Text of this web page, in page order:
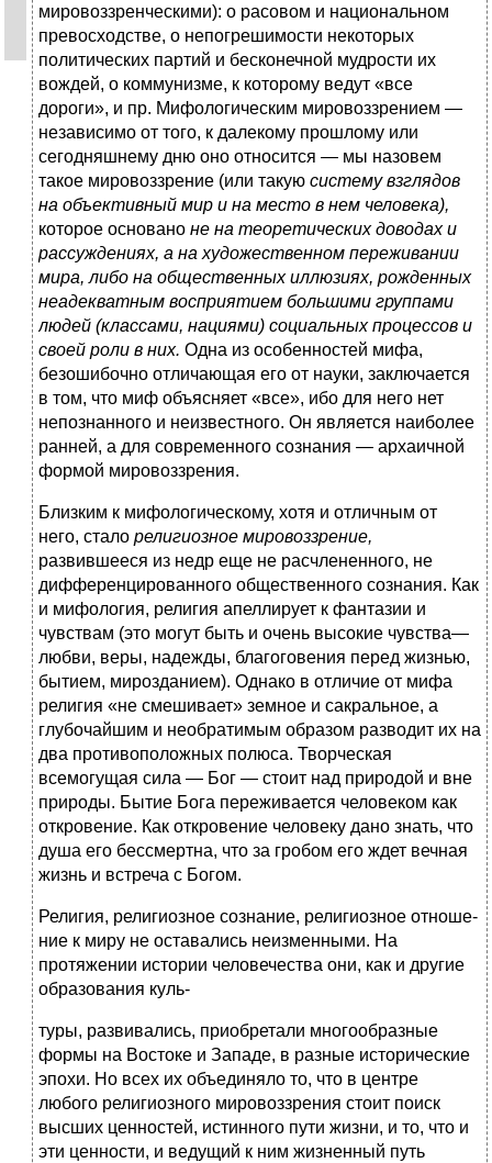
мировоззренчес­кими): о расовом и национальном
превосходстве, о непо­грешимости некоторых
политических партий и бесконеч­ной мудрости их
вождей, о коммунизме, к которому ведут «все
дороги», и пр. Мифологическим мировоззрением —
независимо от того, к далекому прошлому или
сегодняш­нему дню оно относится — мы назовем
такое мировоз­зрение (или такую систему взглядов
на объективный мир и на место в нем человека),
которое основано не на теоре­тических доводах и
рассуждениях, а на художественном переживании
мира, либо на общественных иллюзиях, рожденных
неадекватным восприятием большими группами
лю­дей (классами, нациями) социальных процессов и
своей роли в них. Одна из особенностей мифа,
безошибочно отлича­ющая его от науки, заключается
в том, что миф объясня­ет «все», ибо для него нет
непознанного и неизвестного. Он является наиболее
ранней, а для современного созна­ния — архаичной
формой мировоззрения.
Близким к мифологическому, хотя и отличным от
него, стало религиозное мировоззрение,
развившееся из недр еще не расчлененного, не
дифференцированного обществен­ного сознания. Как
и мифология, религия апеллирует к фантазии и
чувствам (это могут быть и очень высокие чув­ства—
любви, веры, надежды, благоговения перед жиз­нью,
бытием, мирозданием). Однако в отличие от мифа
религия «не смешивает» земное и сакральное, а
глубочай­шим и необратимым образом разводит их на
два проти­воположных полюса. Творческая
всемогущая сила — Бог — стоит над природой и вне
природы. Бытие Бога переживается человеком как
откровение. Как откровение человеку дано знать, что
душа его бессмертна, что за гро­бом его ждет вечная
жизнь и встреча с Богом.
Религия, религиозное сознание, религиозное отноше­
ние к миру не оставались неизменными. На
протяжении истории человечества они, как и другие
образования куль-
туры, развивались, приобретали многообразные
формы на Востоке и Западе, в разные исторические
эпохи. Но всех их объединяло то, что в центре
любого религиозного ми­ровоззрения стоит поиск
высших ценностей, истинного пути жизни, и то, что и
эти ценности, и ведущий к ним жизненный путь